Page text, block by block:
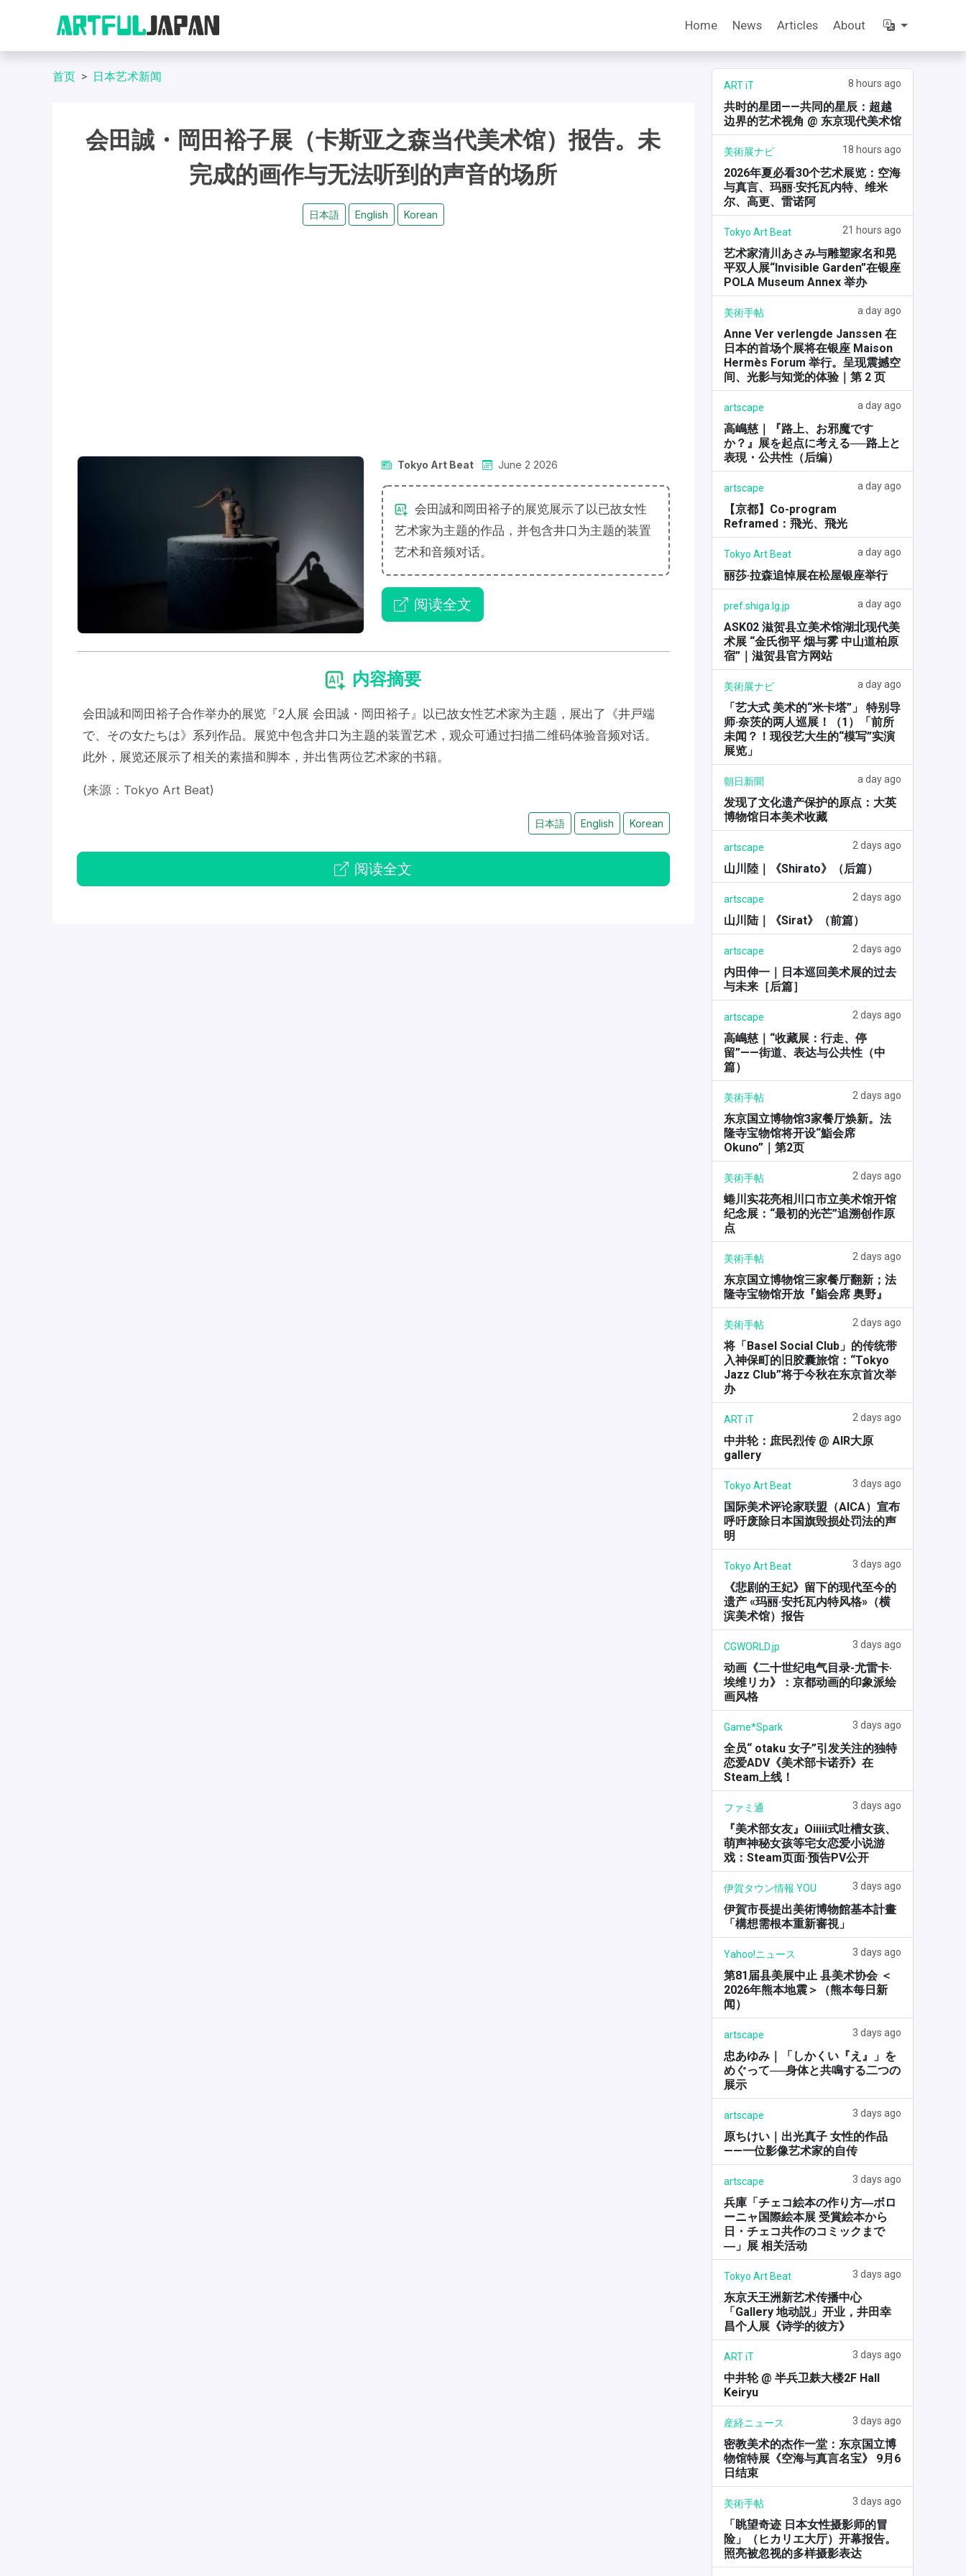
Home News Articles About
首页 日本艺术新闻
会田誠・岡田裕子展（卡斯亚之森当代美术馆）报告。未
完成的画作与无法听到的声音的场所
日本語 English Korean
Tokyo Art Beat June 2 2026
会田誠和岡田裕子的展览展示了以已故女性
艺术家为主题的作品，并包含井口为主题的装置
艺术和音频对话。
阅读全文
内容摘要
会田誠和岡田裕子合作举办的展览『2人展 会田誠・岡田裕子』以已故女性艺术家为主题，展出了《井戸端
で、その女たちは》系列作品。展览中包含井口为主题的装置艺术，观众可通过扫描二维码体验音频对话。
此外，展览还展示了相关的素描和脚本，并出售两位艺术家的书籍。
(来源：Tokyo Art Beat)
日本語 English Korean
阅读全文
ART iT 8 hours ago
共时的星团——共同的星辰：超越
边界的艺术视角 @ 东京现代美术馆
美術展ナビ 18 hours ago
2026年夏必看30个艺术展览：空海
与真言、玛丽·安托瓦内特、维米
尔、高更、雷诺阿
Tokyo Art Beat 21 hours ago
艺术家清川あさみ与雕塑家名和晃
平双人展“Invisible Garden”在银座
POLA Museum Annex 举办
美術手帖 a day ago
Anne Ver verlengde Janssen 在
日本的首场个展将在银座 Maison
Hermès Forum 举行。呈现震撼空
间、光影与知觉的体验｜第 2 页
artscape a day ago
高嶋慈｜『路上、お邪魔です
か？』展を起点に考える──路上と
表現・公共性（后编）
artscape a day ago
【京都】Co-program
Reframed：飛光、飛光
Tokyo Art Beat a day ago
丽莎·拉森追悼展在松屋银座举行
pref.shiga.lg.jp a day ago
ASK02 滋贺县立美术馆湖北现代美
术展 “金氏彻平 烟与雾 中山道柏原
宿”｜滋贺县官方网站
美術展ナビ a day ago
「艺大式 美术的“米卡塔”」 特别导
师·奈茨的两人巡展！（1）「前所
未闻？！现役艺大生的“模写”实演
展览」
朝日新聞 a day ago
发现了文化遗产保护的原点：大英
博物馆日本美术收藏
artscape 2 days ago
山川陸｜《Shirato》（后篇）
artscape 2 days ago
山川陆｜《Sirat》（前篇）
artscape 2 days ago
内田伸一｜日本巡回美术展的过去
与未来［后篇］
artscape 2 days ago
高嶋慈｜“收藏展：行走、停
留”——街道、表达与公共性（中
篇）
美術手帖 2 days ago
东京国立博物馆3家餐厅焕新。法
隆寺宝物馆将开设“鮨会席
Okuno”｜第2页
美術手帖 2 days ago
蜷川实花亮相川口市立美术馆开馆
纪念展：“最初的光芒”追溯创作原
点
美術手帖 2 days ago
东京国立博物馆三家餐厅翻新；法
隆寺宝物馆开放『鮨会席 奥野』
美術手帖 2 days ago
将「Basel Social Club」的传统带
入神保町的旧胶囊旅馆：“Tokyo
Jazz Club”将于今秋在东京首次举
办
ART iT 2 days ago
中井轮：庶民烈传 @ AIR大原
gallery
Tokyo Art Beat 3 days ago
国际美术评论家联盟（AICA）宣布
呼吁废除日本国旗毁损处罚法的声
明
Tokyo Art Beat 3 days ago
《悲剧的王妃》留下的现代至今的
遗产 «玛丽·安托瓦内特风格»（横
滨美术馆）报告
CGWORLD.jp 3 days ago
动画《二十世纪电气目录-尤雷卡·
埃维リカ》：京都动画的印象派绘
画风格
Game*Spark 3 days ago
全员“ otaku 女子”引发关注的独特
恋爱ADV《美术部卡诺乔》在
Steam上线！
ファミ通 3 days ago
『美术部女友』Oiiiii式吐槽女孩、
萌声神秘女孩等宅女恋爱小说游
戏：Steam页面·预告PV公开
伊賀タウン情報 YOU 3 days ago
伊賀市長提出美術博物館基本計畫
「構想需根本重新審視」
Yahoo!ニュース 3 days ago
第81届县美展中止 县美术协会 ＜
2026年熊本地震＞（熊本每日新
闻）
artscape 3 days ago
忠あゆみ｜「しかくい『え』」を
めぐって──身体と共鳴する二つの
展示
artscape 3 days ago
原ちけい｜出光真子 女性的作品
——一位影像艺术家的自传
artscape 3 days ago
兵庫「チェコ絵本の作り方―ボロ
ーニャ国際絵本展 受賞絵本から
日・チェコ共作のコミックまで
―」展 相关活动
Tokyo Art Beat 3 days ago
东京天王洲新艺术传播中心
「Gallery 地动説」开业，井田幸
昌个人展《诗学的彼方》
ART iT 3 days ago
中井轮 @ 半兵卫麸大楼2F Hall
Keiryu
産経ニュース 3 days ago
密教美术的杰作一堂：东京国立博
物馆特展《空海与真言名宝》 9月6
日结束
美術手帖 3 days ago
「眺望奇迹 日本女性摄影师的冒
险」（ヒカリエ大厅）开幕报告。
照亮被忽视的多样摄影表达